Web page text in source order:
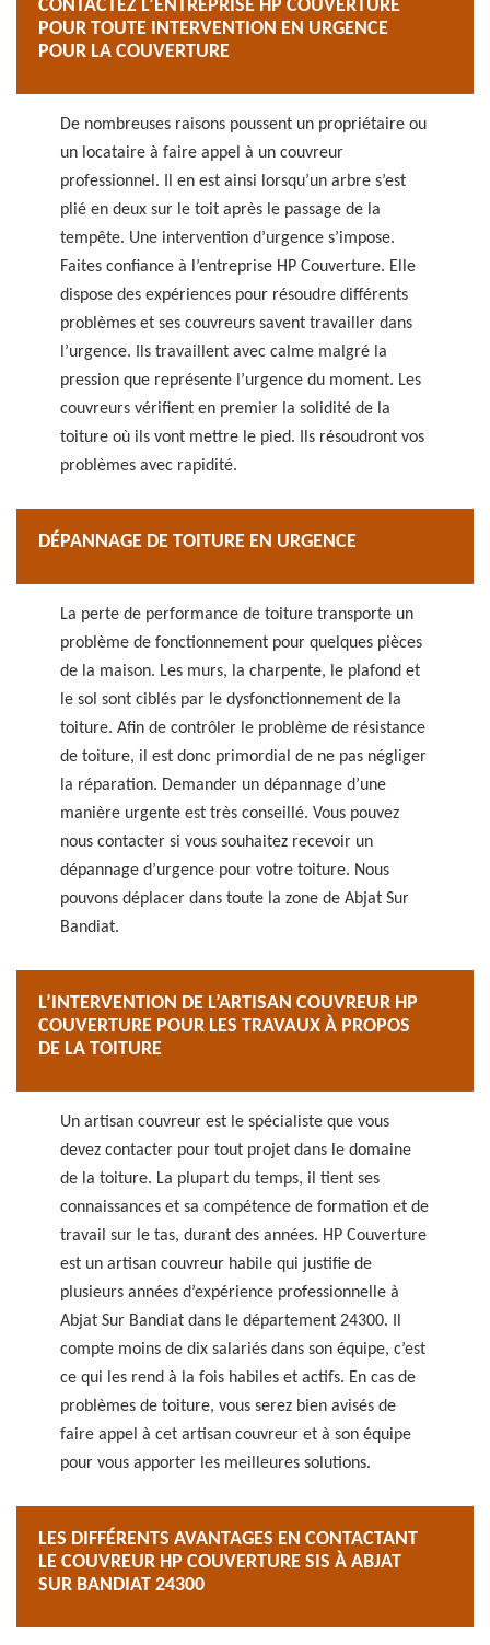
CONTACTEZ L’ENTREPRISE HP COUVERTURE
POUR TOUTE INTERVENTION EN URGENCE
POUR LA COUVERTURE
De nombreuses raisons poussent un propriétaire ou
un locataire à faire appel à un couvreur
professionnel. Il en est ainsi lorsqu’un arbre s’est
plié en deux sur le toit après le passage de la
tempête. Une intervention d’urgence s’impose.
Faites confiance à l’entreprise HP Couverture. Elle
dispose des expériences pour résoudre différents
problèmes et ses couvreurs savent travailler dans
l’urgence. Ils travaillent avec calme malgré la
pression que représente l’urgence du moment. Les
couvreurs vérifient en premier la solidité de la
toiture où ils vont mettre le pied. Ils résoudront vos
problèmes avec rapidité.
DÉPANNAGE DE TOITURE EN URGENCE
La perte de performance de toiture transporte un
problème de fonctionnement pour quelques pièces
de la maison. Les murs, la charpente, le plafond et
le sol sont ciblés par le dysfonctionnement de la
toiture. Afin de contrôler le problème de résistance
de toiture, il est donc primordial de ne pas négliger
la réparation. Demander un dépannage d’une
manière urgente est très conseillé. Vous pouvez
nous contacter si vous souhaitez recevoir un
dépannage d’urgence pour votre toiture. Nous
pouvons déplacer dans toute la zone de Abjat Sur
Bandiat.
L’INTERVENTION DE L’ARTISAN COUVREUR HP
COUVERTURE POUR LES TRAVAUX À PROPOS
DE LA TOITURE
Un artisan couvreur est le spécialiste que vous
devez contacter pour tout projet dans le domaine
de la toiture. La plupart du temps, il tient ses
connaissances et sa compétence de formation et de
travail sur le tas, durant des années. HP Couverture
est un artisan couvreur habile qui justifie de
plusieurs années d’expérience professionnelle à
Abjat Sur Bandiat dans le département 24300. Il
compte moins de dix salariés dans son équipe, c’est
ce qui les rend à la fois habiles et actifs. En cas de
problèmes de toiture, vous serez bien avisés de
faire appel à cet artisan couvreur et à son équipe
pour vous apporter les meilleures solutions.
LES DIFFÉRENTS AVANTAGES EN CONTACTANT
LE COUVREUR HP COUVERTURE SIS À ABJAT
SUR BANDIAT 24300